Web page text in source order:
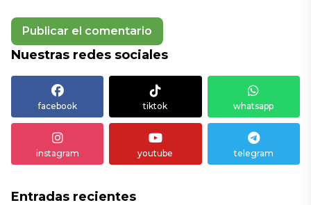
Nuestras redes sociales
facebook tiktok whatsapp
instagram youtube telegram
Entradas recientes